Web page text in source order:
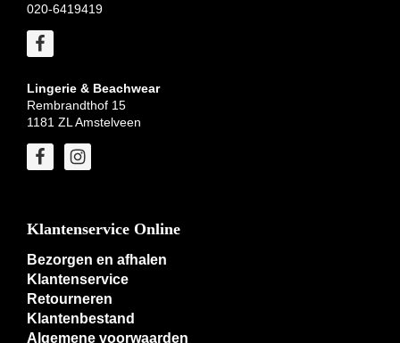
020-6419419
Lingerie & Beachwear
Rembrandthof 15
1181 ZL Amstelveen
Klantenservice Online
Bezorgen en afhalen
Klantenservice
Retourneren
Klantenbestand
Algemene voorwaarden